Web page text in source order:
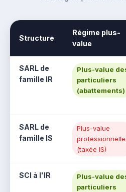
Structure
Régime plus-
value
SARL de
famille IR
Plus-value
particuliers
(abattements)
SARL de
famille IS
Plus-value
professionnelle
(taxée IS)
SCI à l'IR
Plus-value
particuliers